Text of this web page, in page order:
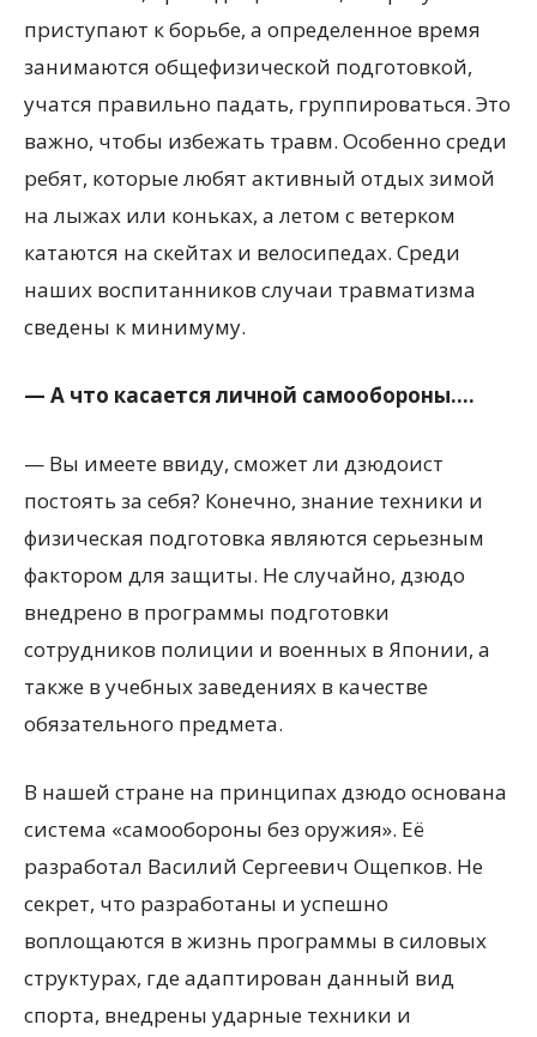
приступают к борьбе, а определенное время
занимаются общефизической подготовкой,
учатся правильно падать, группироваться. Это
важно, чтобы избежать травм. Особенно среди
ребят, которые любят активный отдых зимой
на лыжах или коньках, а летом с ветерком
катаются на скейтах и велосипедах. Среди
наших воспитанников случаи травматизма
сведены к минимуму.
— А что касается личной самообороны….
— Вы имеете ввиду, сможет ли дзюдоист
постоять за себя? Конечно, знание техники и
физическая подготовка являются серьезным
фактором для защиты. Не случайно, дзюдо
внедрено в программы подготовки
сотрудников полиции и военных в Японии, а
также в учебных заведениях в качестве
обязательного предмета.
В нашей стране на принципах дзюдо основана
система «самообороны без оружия». Её
разработал Василий Сергеевич Ощепков. Не
секрет, что разработаны и успешно
воплощаются в жизнь программы в силовых
структурах, где адаптирован данный вид
спорта, внедрены ударные техники и